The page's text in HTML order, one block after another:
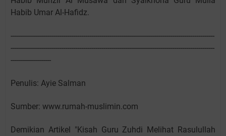
Habib Umar Al-Hafidz.
-----------------------------------------------------------------------------------------------------
-----------------------------------------------------------------------------------------------------
--------------------
Penulis: Ayie Salman
Sumber: www.rumah-muslimin.com
Demikian Artikel "Kisah Guru Zuhdi Melihat Rasulullah